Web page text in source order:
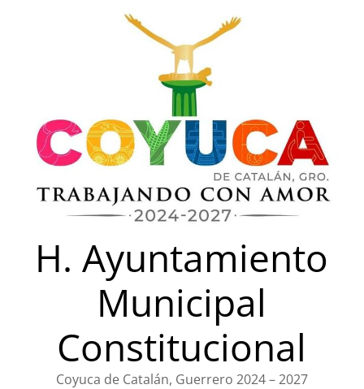
H. Ayuntamiento
Municipal
Constitucional
Coyuca de Catalán, Guerrero 2024 – 2027